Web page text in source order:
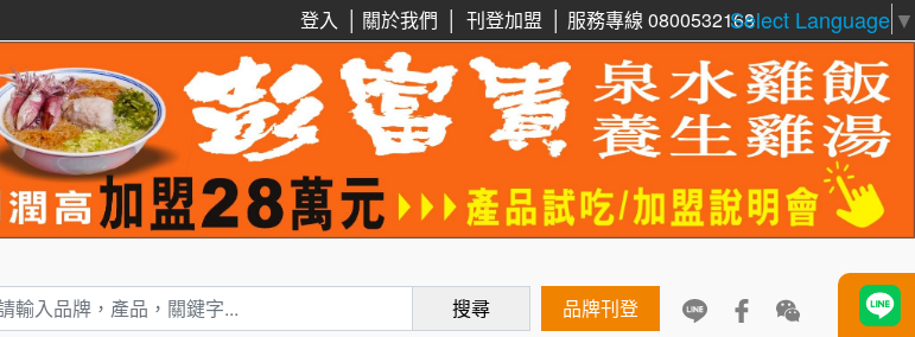
Select Language ▼
關於我們 刊登加盟 服務專線 0800532168
登入
搜尋 品牌刊登
6 鼎威維修
7 88thai發發泰-泰式飯行家
8 呷尚寶
TEA TOP台灣第一味
周 先生/小姐 台北
加盟預算 100萬 ~150萬
徐 先生/小姐 新北市
加盟預算 50萬~75萬
何 先生/小姐 台南
呂 先生/小姐 新竹市